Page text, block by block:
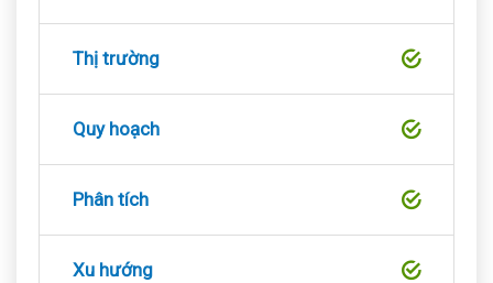
Thị trường
Quy hoạch
Phân tích
Xu hướng